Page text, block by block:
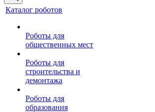
Каталог роботов
Роботы для
общественных мест
Роботы для
строительства и
демонтажа
Роботы для
образования